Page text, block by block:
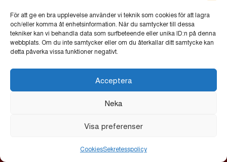
För att ge en bra upplevelse använder vi teknik som cookies för att lagra
och/eller komma åt enhetsinformation. När du samtycker till dessa
tekniker kan vi behandla data som surfbeteende eller unika ID:n på denna
webbplats. Om du inte samtycker eller om du återkallar ditt samtycke kan
detta påverka vissa funktioner negativt.
Acceptera
Neka
Visa preferenser
CookiesSekretesspolicy
Integritetspolicy
Cookies
© 2026 Allt Ljus på Uppsala | Exor IT Byrå AB